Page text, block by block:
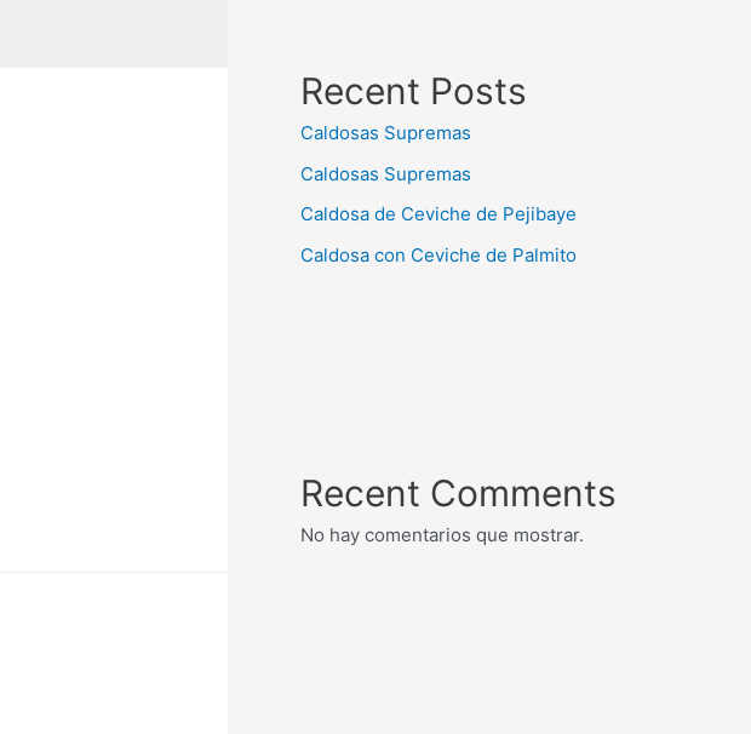
Recent Posts
Caldosas Supremas
Caldosas Supremas
Caldosa de Ceviche de Pejibaye
Caldosa con Ceviche de Palmito
Recent Comments
No hay comentarios que mostrar.